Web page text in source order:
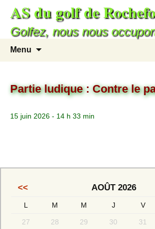
AS du golf de
Golfez, nous nous
Menu
Partie ludique : Contre le
15 juin 2026 - 14 h 33 min
<< AOÛT 2026
L M M J V
27 28 29 30 31